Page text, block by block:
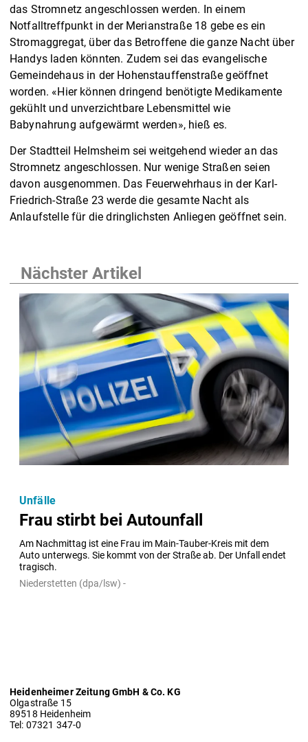
das Stromnetz angeschlossen werden. In einem
Notfalltreffpunkt in der Merianstraße 18 gebe es ein
Stromaggregat, über das Betroffene die ganze Nacht über
Handys laden könnten. Zudem sei das evangelische
Gemeindehaus in der Hohenstauffenstraße geöffnet
worden. «Hier können dringend benötigte Medikamente
gekühlt und unverzichtbare Lebensmittel wie
Babynahrung aufgewärmt werden», hieß es.
Der Stadtteil Helmsheim sei weitgehend wieder an das
Stromnetz angeschlossen. Nur wenige Straßen seien
davon ausgenommen. Das Feuerwehrhaus in der Karl-
Friedrich-Straße 23 werde die gesamte Nacht als
Anlaufstelle für die dringlichsten Anliegen geöffnet sein.
Nächster Artikel
Frau stirbt bei Autounfall
Am Nachmittag ist eine Frau im Main-Tauber-Kreis mit dem
Auto unterwegs. Sie kommt von der Straße ab. Der Unfall endet
tragisch.
Unfälle
Niederstetten (dpa/lsw) -
Heidenheimer Zeitung GmbH & Co. KG
Olgastraße 15
89518 Heidenheim
Tel: 07321 347-0